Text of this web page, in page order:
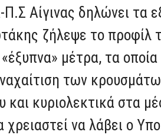
Αίγινας δηλώνει τα
ζήλεψε το προφίλ
«έξυπνα» μέτρα, τα
των
και κυριολεκτικά στα
χρειαστεί να λάβει ο